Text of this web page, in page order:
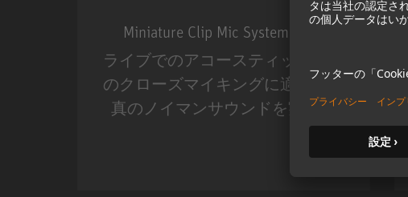
Miniature Clip Mic System MCM
ライブでのアコースティック楽器
のクローズマイキングに適した、
真のノイマンサウンドを実現。
Miniature Clip Mic System MCM